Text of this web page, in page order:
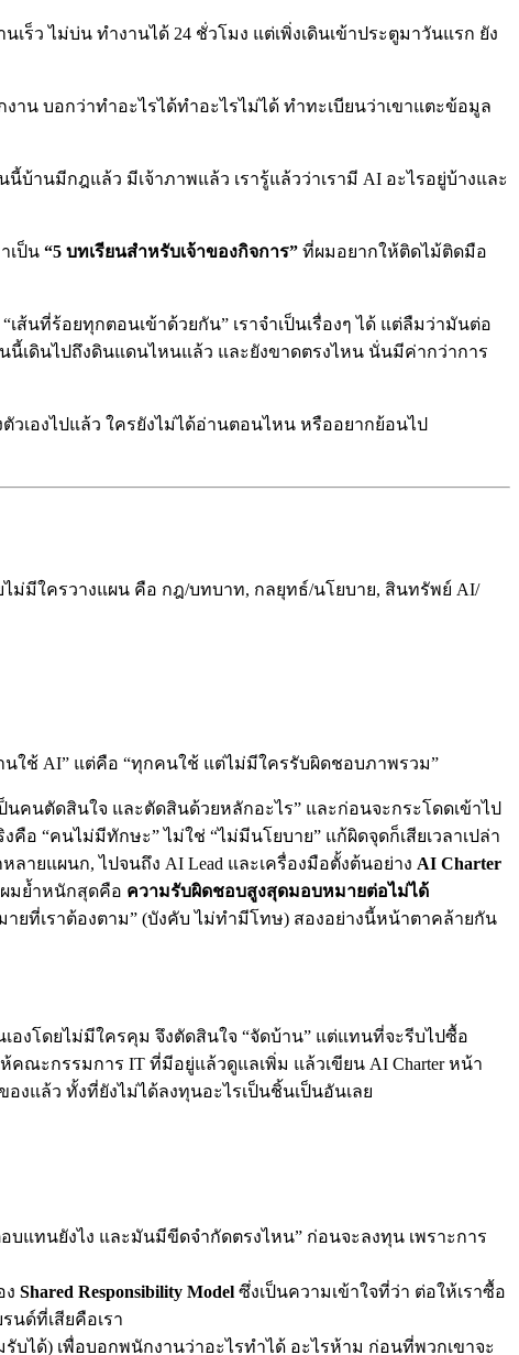
ร็ว ไม่บ่น ทำงานได้ 24 ชั่วโมง แต่เพิ่งเดินเข้าประตูมาวันแรก ยัง
าน บอกว่าทำอะไรได้ทำอะไรไม่ได้ ทำทะเบียนว่าเขาแตะข้อมูล
นี้บ้านมีกฎแล้ว มีเจ้าภาพแล้ว เรารู้แล้วว่าเรามี AI อะไรอยู่บ้างและ
เป็น “5 บทเรียนสำหรับเจ้าของกิจการ” ที่ผมอยากให้ติดไม้ติดมือ
ส้นที่ร้อยทุกตอนเข้าด้วยกัน” เราจำเป็นเรื่องๆ ได้ แต่ลืมว่ามันต่อ
นี้เดินไปถึงดินแดนไหนแล้ว และยังขาดตรงไหน นั่นมีค่ากว่าการ
วเองไปแล้ว ใครยังไม่ได้อ่านตอนไหน หรืออยากย้อนไป
ม่มีใครวางแผน คือ กฎ/บทบาท, กลยุทธ์/นโยบาย, สินทรัพย์ AI/
ช้ AI” แต่คือ “ทุกคนใช้ แต่ไม่มีใครรับผิดชอบภาพรวม”
นคนตัดสินใจ และตัดสินด้วยหลักอะไร” และก่อนจะกระโดดเข้าไป
อ “คนไม่มีทักษะ” ไม่ใช่ “ไม่มีนโยบาย” แก้ผิดจุดก็เสียเวลาเปล่า
ายแผนก, ไปจนถึง AI Lead และเครื่องมือตั้งต้นอย่าง AI Charter
ผมย้ำหนักสุดคือ ความรับผิดชอบสูงสุดมอบหมายต่อไม่ได้
ายที่เราต้องตาม” (บังคับ ไม่ทำมีโทษ) สองอย่างนี้หน้าตาคล้ายกัน
งโดยไม่มีใครคุม จึงตัดสินใจ “จัดบ้าน” แต่แทนที่จะรีบไปซื้อ
คณะกรรมการ IT ที่มีอยู่แล้วดูแลเพิ่ม แล้วเขียน AI Charter หน้า
งแล้ว ทั้งที่ยังไม่ได้ลงทุนอะไรเป็นชิ้นเป็นอันเลย
บแทนยังไง และมันมีขีดจำกัดตรงไหน” ก่อนจะลงทุน เพราะการ
ง Shared Responsibility Model ซึ่งเป็นความเข้าใจที่ว่า ต่อให้เราซื้อ
นด์ที่เสียคือเรา
บได้) เพื่อบอกพนักงานว่าอะไรทำได้ อะไรห้าม ก่อนที่พวกเขาจะ